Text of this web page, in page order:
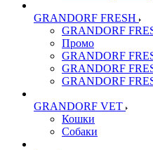
GRANDORF FRESH
GRANDORF
Промо
GRANDORF
GRANDORF
GRANDORF
GRANDORF VET
Кошки
Собаки